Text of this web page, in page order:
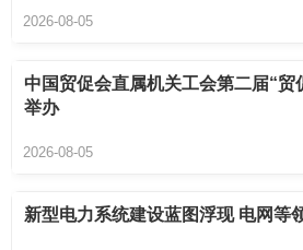
2026-08-05
中国贸促会直属机关工会第二届“贸
举办
2026-08-05
新型电力系统建设蓝图浮现 电网等